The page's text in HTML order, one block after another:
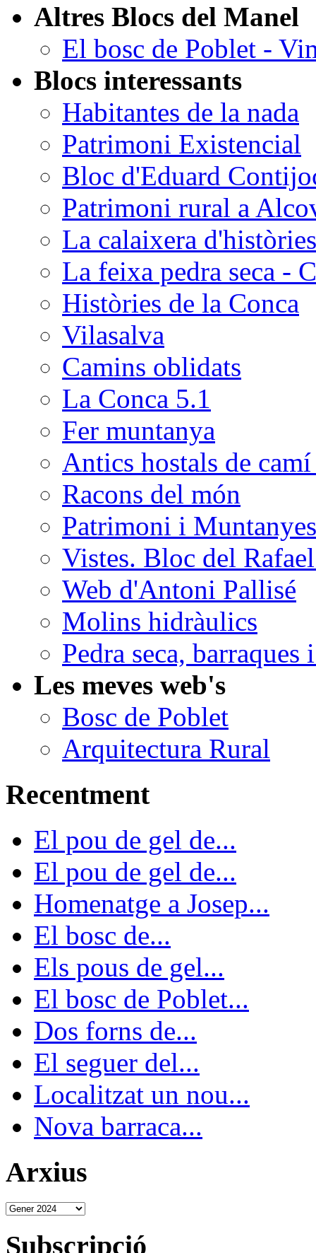
Altres Blocs del Manel
El bosc de Poblet -
Blocs interessants
Habitantes de la nada
Patrimoni Existencial
Bloc d'Eduard
Patrimoni rural a
La calaixera d'històries
La feixa pedra seca -
Històries de la Conca
Vilasalva
Camins oblidats
La Conca 5.1
Fer muntanya
Antics hostals de
Racons del món
Patrimoni i Muntanyes
Vistes. Bloc del
Web d'Antoni Pallisé
Molins hidràulics
Pedra seca, barraques
Les meves web's
Bosc de Poblet
Arquitectura Rural
Recentment
El pou de gel de...
El pou de gel de...
Homenatge a Josep...
El bosc de...
Els pous de gel...
El bosc de Poblet...
Dos forns de...
El seguer del...
Localitzat un nou...
Nova barraca...
Arxius
Subscripció